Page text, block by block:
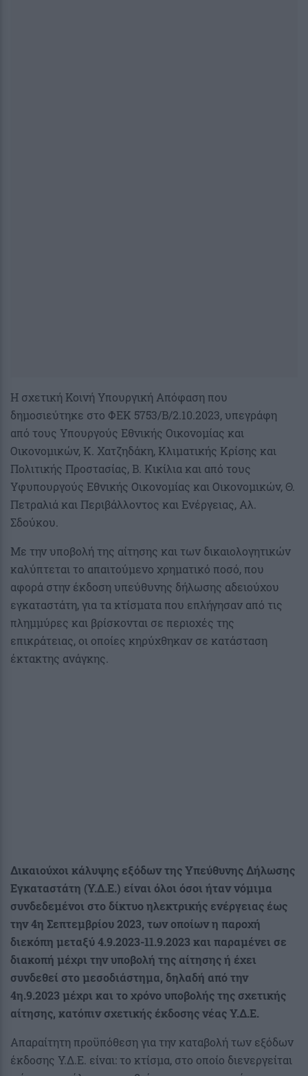
Η σχετική Κοινή Υπουργική Απόφαση που
δημοσιεύτηκε στο ΦΕΚ 5753/Β/2.10.2023, υπεγράφη
από τους Υπουργούς Εθνικής Οικονομίας και
Οικονομικών, Κ. Χατζηδάκη, Κλιματικής Κρίσης και
Πολιτικής Προστασίας, Β. Κικίλια και από τους
Υφυπουργούς Εθνικής Οικονομίας και Οικονομικών, Θ.
Πετραλιά και Περιβάλλοντος και Ενέργειας, Αλ.
Σδούκου.
Με την υποβολή της αίτησης και των δικαιολογητικών
καλύπτεται το απαιτούμενο χρηματικό ποσό, που
αφορά στην έκδοση υπεύθυνης δήλωσης αδειούχου
εγκαταστάτη, για τα κτίσματα που επλήγησαν από τις
πλημμύρες και βρίσκονται σε περιοχές της
επικράτειας, οι οποίες κηρύχθηκαν σε κατάσταση
έκτακτης ανάγκης.
Δικαιούχοι κάλυψης εξόδων της Υπεύθυνης Δήλωσης
Εγκαταστάτη (Υ.Δ.Ε.) είναι όλοι όσοι ήταν νόμιμα
συνδεδεμένοι στο δίκτυο ηλεκτρικής ενέργειας έως
την 4η Σεπτεμβρίου 2023, των οποίων η παροχή
διεκόπη μεταξύ 4.9.2023-11.9.2023 και παραμένει σε
διακοπή μέχρι την υποβολή της αίτησης ή έχει
συνδεθεί στο μεσοδιάστημα, δηλαδή από την
4η.9.2023 μέχρι και το χρόνο υποβολής της σχετικής
αίτησης, κατόπιν σχετικής έκδοσης νέας Υ.Δ.Ε.
Απαραίτητη προϋπόθεση για την καταβολή των εξόδων
έκδοσης Υ.Δ.Ε. είναι: το κτίσμα, στο οποίο διενεργείται